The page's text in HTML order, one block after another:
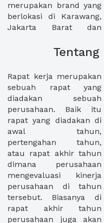
merupakan brand yang
berlokasi di Karawang,
Jakarta Barat dan
Tentang
Rapat kerja merupakan
sebuah rapat yang
diadakan sebuah
perusahaan. Baik itu
rapat yang diadakan di
awal tahun,
pertengahan tahun,
atau rapat akhir tahun
dimana perusahaan
mengevaluasi kinerja
perusahaan di tahun
tersebut. Biasanya di
rapat akhir tahun
perusahaan juga akan
memengaruhi suasana
diskusi antar tim
perusahaan dan juga
akan membuat rapat
kerja akan semakin
produktif. Selain itu
tambahkan juga paket
makanan yang lezat
dan bergizi untuk
peserta rapat kerja,
karena biasanya rapat
kerja tahunan maupun
rapat kerja bulanan
akan memakan waktu